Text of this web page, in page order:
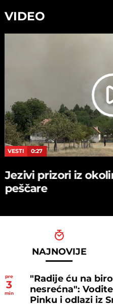
VIDEO
VESTI 0:27
Jezivi prizori iz
peščare
NAJNOVIJE
pre
3
min
"Radije ću na
nesrećna":
Pinku i odlazi iz